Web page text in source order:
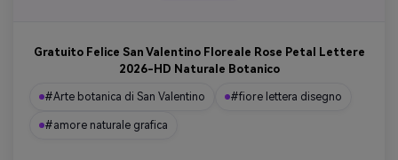
Gratuito Felice San Valentino Floreale Rose Petal Lettere
2026-HD Naturale Botanico
#Arte botanica di San Valentino #fiore lettera disegno
#amore naturale grafica